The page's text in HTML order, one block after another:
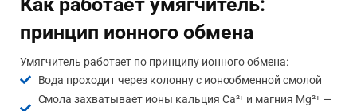
Как работает умягчитель:
принцип ионного обмена
Умягчитель работает по принципу ионного обмена:
Вода проходит через колонну с ионообменной смолой
Смола захватывает ионы кальция Ca²⁺ и магния Mg²⁺ —